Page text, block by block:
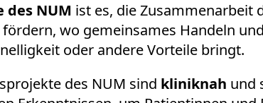
des NUM ist es, die Zusammenarbeit
wo gemeinsames Handeln
oder andere Vorteile bringt.
des NUM sind kliniknah und